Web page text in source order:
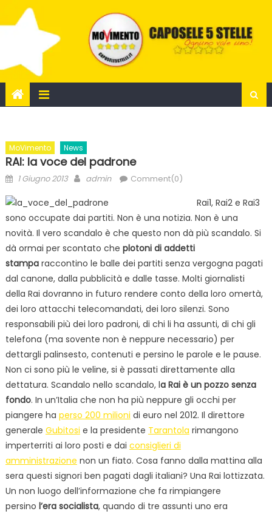
to
MoVimento News
RAI: la voce del padrone
Posted
1 Giugno 2013 Author
admin Comment(0)
Rai1, Rai2 e Rai3
sono occupate dai partiti. Non è una notizia. Non è una
novità. Il vero scandalo è che questo non dà più scandalo. Si
dà ormai per scontato che plotoni di addetti
stamparaccontino le balle dei partiti senza vergogna pagati
dal canone, dalla pubblicità e dalle tasse. Molti giornalisti
della Rai dovranno in futuro rendere conto della loro omertà,
dei loro attacchi telecomandati, dei loro silenzi. Sono
responsabili più dei loro padroni, di chi li ha assunti, di chi gli
telefona (ma sovente non è neppure necessario) per
dettargli palinsesto, contenuti e persino le parole e le pause.
Non ci sono più le veline, si è passati direttamente alla
dettatura. Scandalo nello scandalo, la Rai è un pozzo senza
fondo. In un’Italia che non ha più neppure gli occhi per
piangere ha perso 200 milioni di euro nel 2012. Il direttore
generale Gubitosi e la presidente Tarantola rimangono
imperterriti ai loro posti e dai consiglieri di
amministrazione non un fiato. Cosa fanno dalla mattina alla
sera questi signori ben pagati dagli italiani? Una Rai lottizzata.
Un non luogo dell’informazione che fa rimpiangere
persino l’era socialista, quando di tre assunti uno era